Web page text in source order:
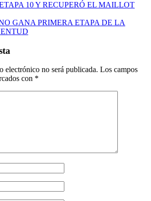
10 Y RECUPERÓ EL MAILLOT
GANA PRIMERA ETAPA DE LA
electrónico no será publicada. Los campos
con *